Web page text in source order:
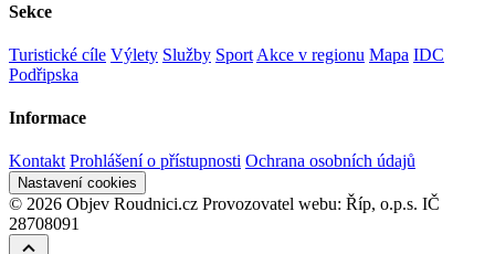
Sekce
Turistické cíle Výlety Služby Sport Akce v regionu Mapa IDC
Podřipska
Informace
Kontakt Prohlášení o přístupnosti Ochrana osobních údajů
Nastavení cookies
© 2026 Objev Roudnici.cz Provozovatel webu: Říp, o.p.s. IČ
28708091